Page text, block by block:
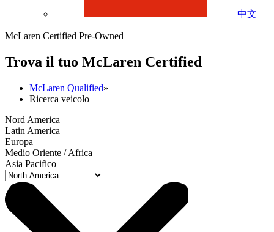
中文
McLaren Certified Pre-Owned
Trova il tuo McLaren Certified
McLaren Qualified»
Ricerca veicolo
Nord America
Latin America
Europa
Medio Oriente / Africa
Asia Pacifico